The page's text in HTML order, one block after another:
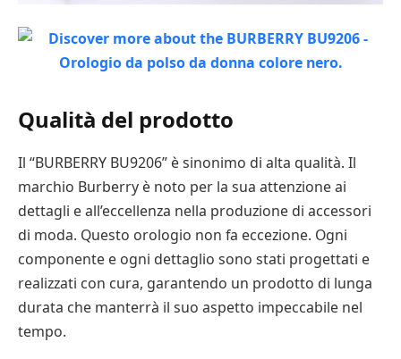
Qualità del prodotto
Il “BURBERRY BU9206” è sinonimo di alta qualità. Il
marchio Burberry è noto per la sua attenzione ai
dettagli e all’eccellenza nella produzione di accessori
di moda. Questo orologio non fa eccezione. Ogni
componente e ogni dettaglio sono stati progettati e
realizzati con cura, garantendo un prodotto di lunga
durata che manterrà il suo aspetto impeccabile nel
tempo.